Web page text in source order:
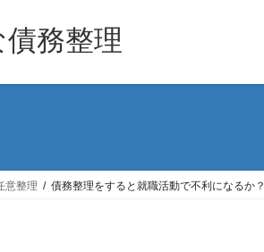
務整理
意整理 債務整理をすると就職活動で不利になるか？